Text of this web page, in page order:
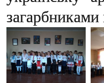
загарбниками